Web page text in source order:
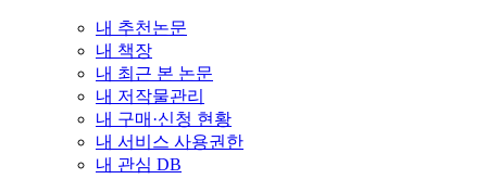
내 추천논문
내 책장
내 최근 본 논문
내 저작물관리
내 구매·신청 현황
내 서비스 사용권한
내 관심 DB